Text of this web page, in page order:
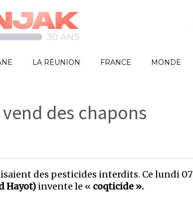
LA RÉUNION FRANCE MONDE
des chapons
des pesticides interdits. Ce lundi 07
Hayot) invente le « coqticide ».